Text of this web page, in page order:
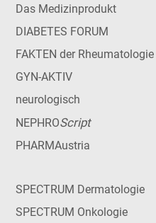
Das Medizinprodukt
DIABETES FORUM
FAKTEN der Rheumatologie
GYN-AKTIV
neurologisch
NEPHROScript
PHARMAustria
SPECTRUM Dermatologie
SPECTRUM Onkologie